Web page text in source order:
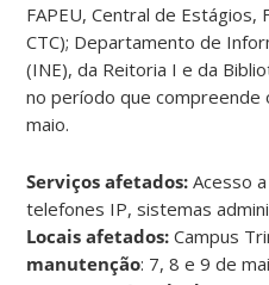
FAPEU, Central de Estágios,
CTC); Departamento de
(INE), da Reitoria I e da
no período que compreende
maio.
Serviços afetados:Acesso
telefones IP, sistemas
Locais afetados:Campus
manutenção: 7, 8 e 9 de